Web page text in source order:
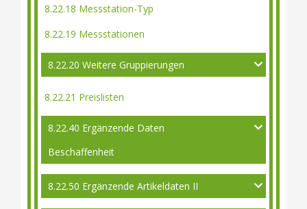
8.22.18 Messstation-Typ
8.22.19 Messstationen
8.22.20 Weitere Gruppierungen
8.22.21 Preislisten
8.22.40 Ergänzende Daten
Beschaffenheit
8.22.50 Ergänzende Artikeldaten II